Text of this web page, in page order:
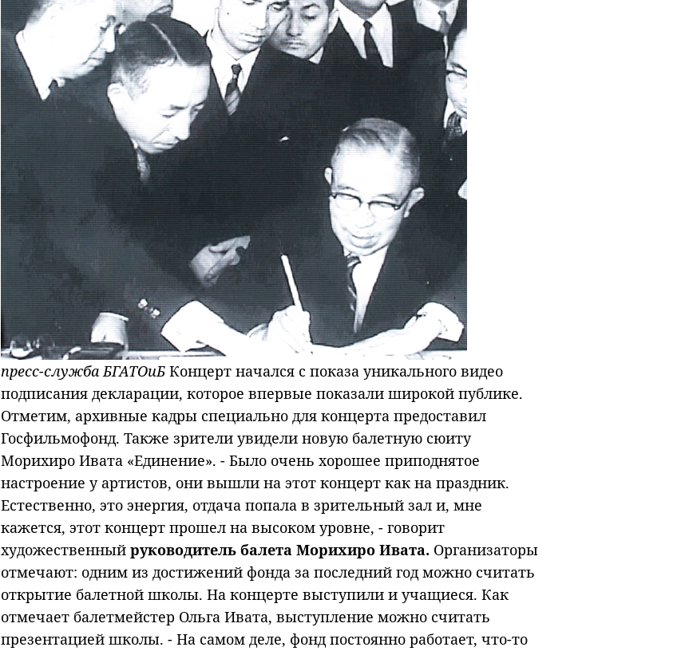
пресс-служба БГАТОиБ Концерт начался с показа уникального видео
подписания декларации, которое впервые показали широкой публике.
Отметим, архивные кадры специально для концерта предоставил
Госфильмофонд. Также зрители увидели новую балетную сюиту
Морихиро Ивата «Единение». - Было очень хорошее приподнятое
настроение у артистов, они вышли на этот концерт как на праздник.
Естественно, это энергия, отдача попала в зрительный зал и, мне
кажется, этот концерт прошел на высоком уровне, - говорит
художественный руководитель балета Морихиро Ивата. Организаторы
отмечают: одним из достижений фонда за последний год можно считать
открытие балетной школы. На концерте выступили и учащиеся. Как
отмечает балетмейстер Ольга Ивата, выступление можно считать
презентацией школы. - На самом деле, фонд постоянно работает, что-то